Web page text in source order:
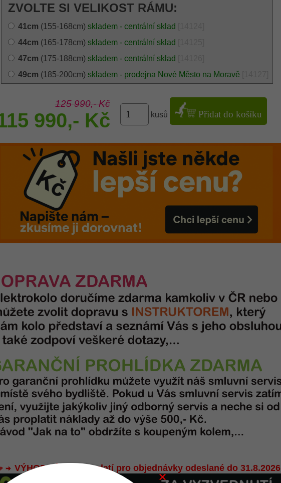
ZVOLTE SI VELIKOST RÁMU:
41cm (155-168cm) skladem - centrální sklad
44cm (165-178cm) skladem - centrální sklad
47cm (175-188cm) skladem - centrální sklad
49cm (185-200cm) skladem - prodejna Nové Město na Moravě
125 990,- Kč
990,- Kč kusů Přidat do košíku
VÝHODNÁ AKCE - platí pro objednávky odeslané do 31.8.2026